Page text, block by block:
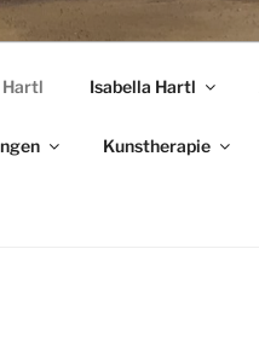
Isabella Hartl
Kunstherapie